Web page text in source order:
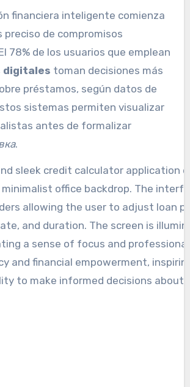
financiera inteligente comienza
preciso de compromisos
78% de los usuarios que emplean
digitales toman decisiones más
préstamos, según datos de
sistemas permiten visualizar
antes de formalizar
.